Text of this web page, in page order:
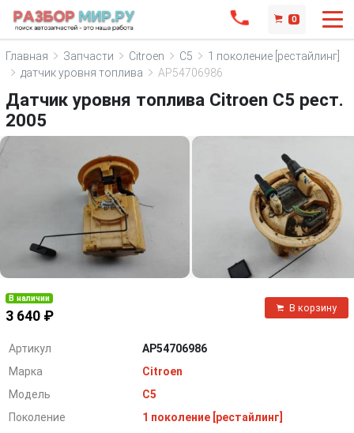
0
Главная Запчасти Citroen C5
1 поколение [рестайлинг]
датчик уровня топлива
AP54706986
Датчик уровня топлива Citroen C5 рест.
2005
В наличии
3 640 ₽
В корзину
Артикул
AP54706986
Марка
Citroen
Модель
C5
Поколение
1 поколение [рестайлинг]